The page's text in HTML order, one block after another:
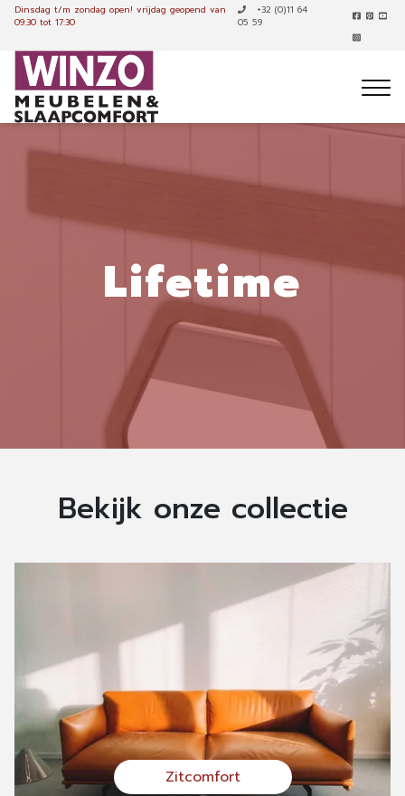
Dinsdag t/m zondag open! vrijdag geopend van
09:30 tot 17:30
+32 (0)11 64
05 59
Lifetime
Bekijk onze collectie
Zitcomfort